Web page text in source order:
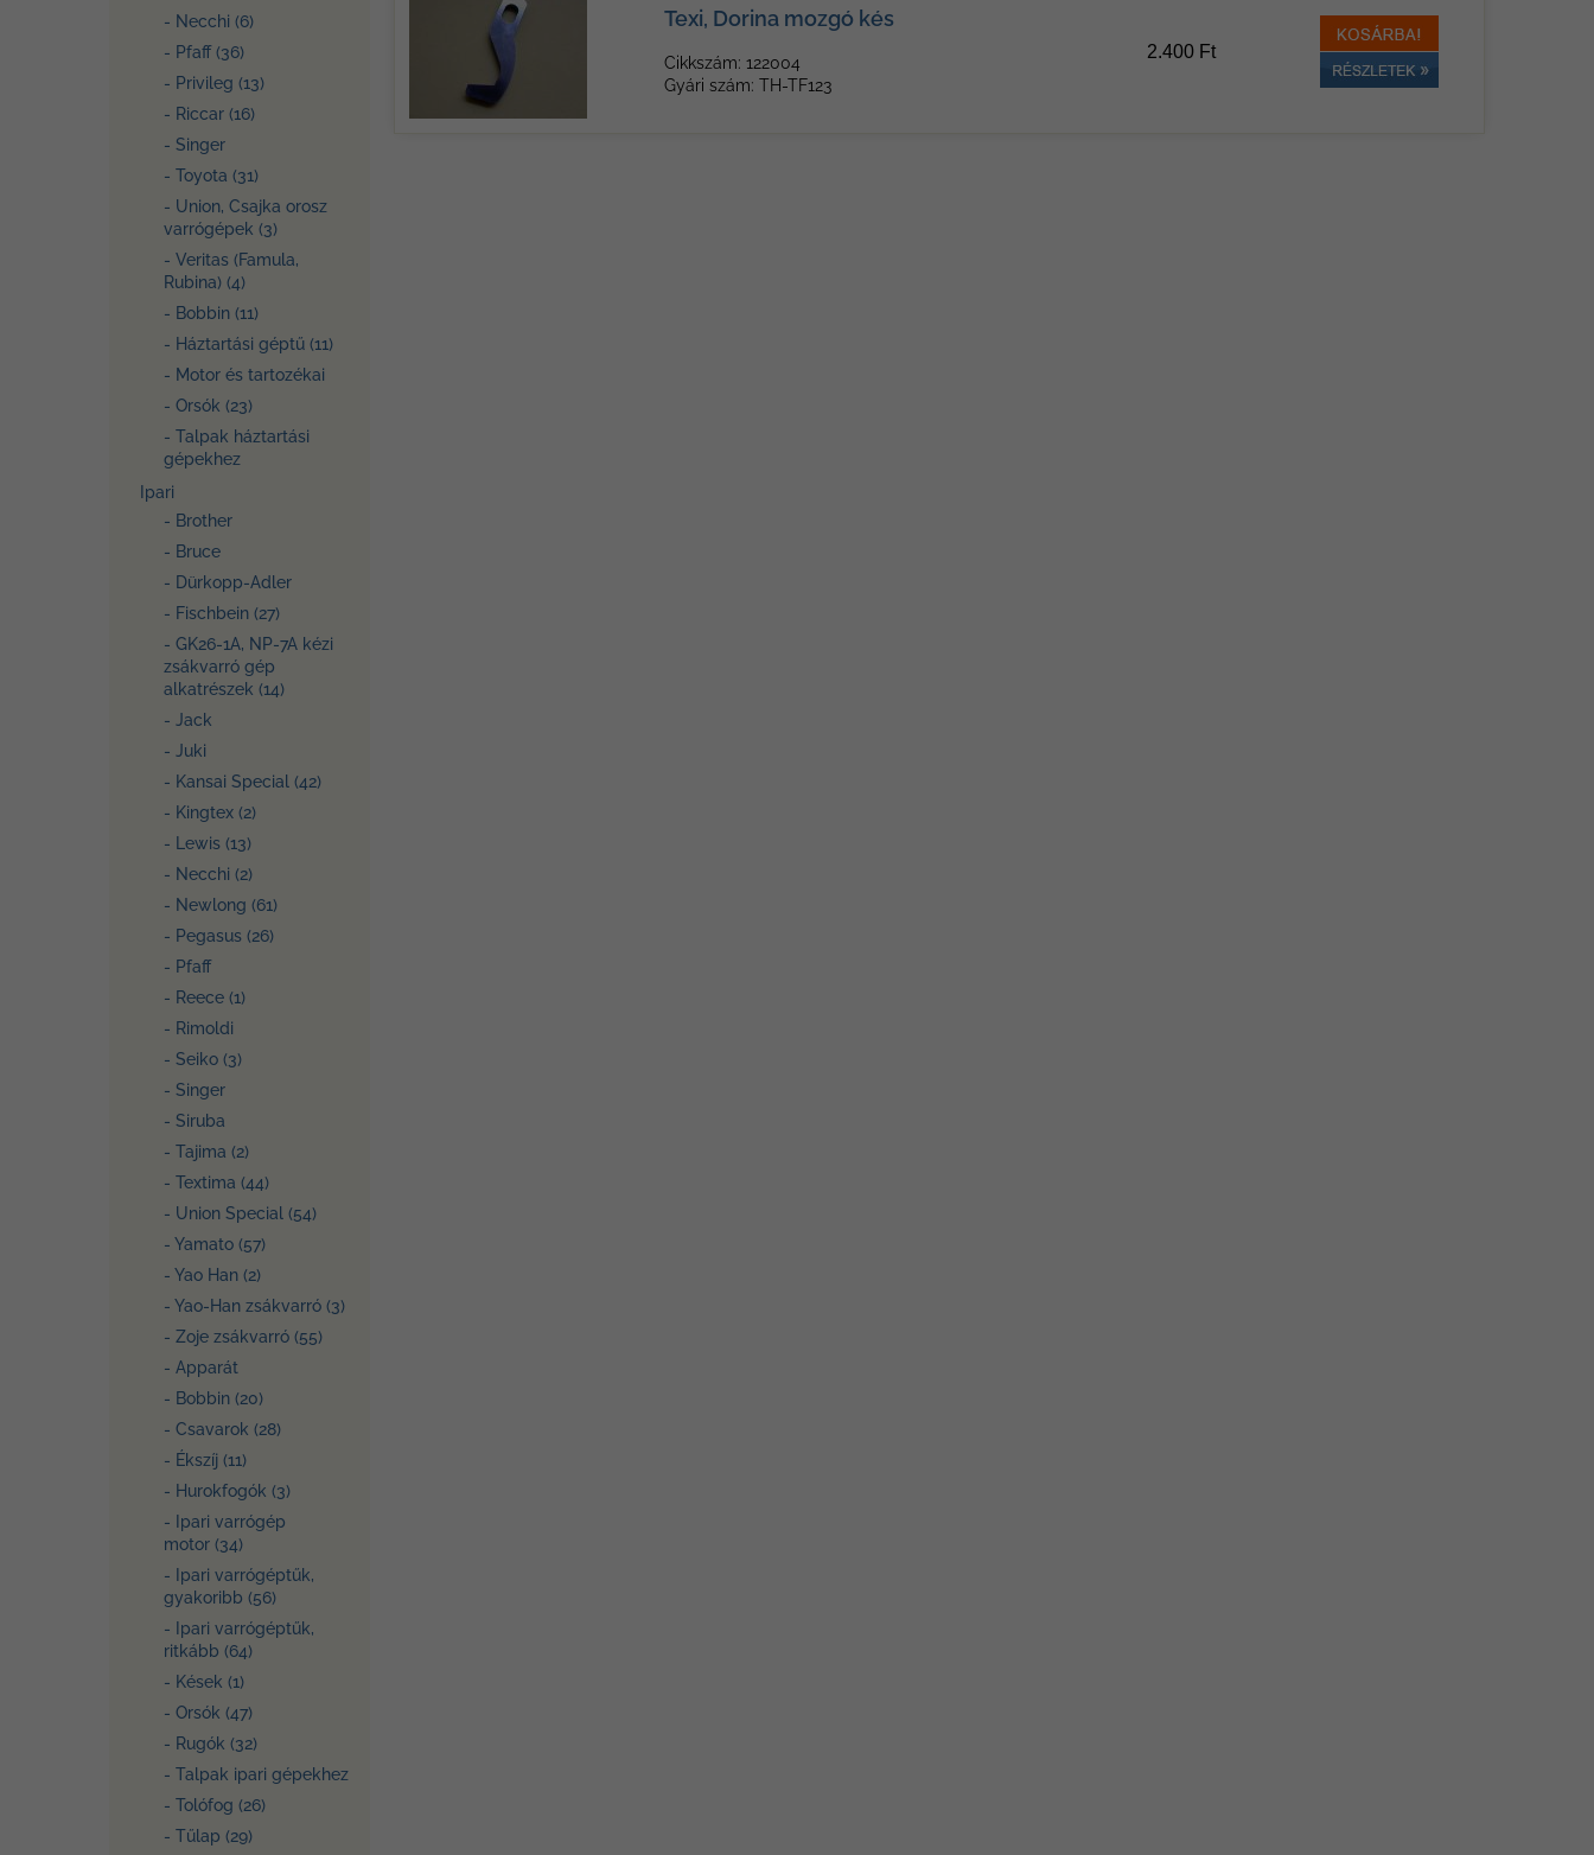
- Necchi (6)
- Pfaff (36)
- Privileg (13)
- Riccar (16)
- Singer
- Toyota (31)
- Union, Csajka orosz
varrógépek (3)
- Veritas (Famula,
Rubina) (4)
- Bobbin (11)
- Háztartási géptű (11)
- Motor és tartozékai
- Orsók (23)
- Talpak háztartási
gépekhez
Ipari
- Brother
- Bruce
- Dürkopp-Adler
- Fischbein (27)
- GK26-1A, NP-7A kézi
zsákvarró gép
alkatrészek (14)
- Jack
- Juki
- Kansai Special (42)
- Kingtex (2)
- Lewis (13)
- Necchi (2)
- Newlong (61)
- Pegasus (26)
- Pfaff
- Reece (1)
- Rimoldi
- Seiko (3)
- Singer
- Siruba
- Tajima (2)
- Textima (44)
- Union Special (54)
- Yamato (57)
- Yao Han (2)
- Yao-Han zsákvarró (3)
- Zoje zsákvarró (55)
- Apparát
- Bobbin (20)
- Csavarok (28)
- Ékszíj (11)
- Hurokfogók (3)
- Ipari varrógép
motor (34)
- Ipari varrógéptűk,
gyakoribb (56)
- Ipari varrógéptűk,
ritkább (64)
- Kések (1)
- Orsók (47)
- Rugók (32)
- Talpak ipari gépekhez
- Tolófog (26)
- Tűlap (29)
Texi, Dorina mozgó kés
Cikkszám: 122004
Gyári szám: TH-TF123
2.400 Ft